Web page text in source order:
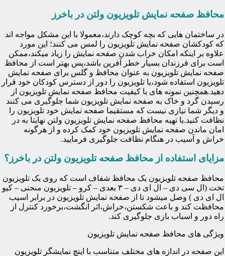
محافظ صفحه نمایش تلویزیون ولتن در باخرز
در ساختمان هایی که بچه کوچک دارند،معمولا با این مشکل مواجه اند
که کودکشان صفحه نمایش تلویزیون را لمس می کنند؛ این مورد
علاوه بر اینکه امکان خراب شدن صفحه نمایش را زیاد میکند،ممکن
است برای فرزندان بسیار خطر آفرین باشد،پس بهتر است از محافظ
صفحه نمایش تلویزیون به عنوان محافظ و گلس برای صفحه نمایش
تلویزیون استفاده شود،یا تلویزیون را دور از دسترس کودکان خود قرار
دهید.همچنین نمونه های با کیفیت محافظ صفحه نمایش تلویزیون از
رسیدن گرد و خاک به صفحه نمایش تلویزیون شما جلوگیری می کنند
و دیگر شما نیازی نیست که مستقیما صفحه نمایش خود تلویزیون را
نظافت کنید.با تهیه محافظ صفحه نمایش تلویزیون ولتن نهایتا به در
امان ماندن صفحه نمایش تلویزیون خود کمک کرده و از هرگونه
خراش و آسیب در هنگام نظافت جلوگیری فرمایید.
مزایای استفاده از محافظ صفحه تلویزیون ولتن در باخرز؟
محافظ صفحه تلویزیون یک محافظ شفاف است که روی یک تلویزیون
تخت (ال سی دی – ال ای دی – ۳ بعدی – کرو – تلویزیون منحنی – کیو
ال ای دی ) وصل میشود تا از صفحه نمایش تلویزیون در برابر اسیب
محافظت کند و باعث شکستن،خراش،اثر انگشت،برخورد کنترل از
راه دور و اسباب بازی جلوگیری کند.
ویژگی های محافظ صفحه نمایش تلویزیون
این صفحه در اندازه های مختلف متناسب با اینچ نمایشگر تلویزیون